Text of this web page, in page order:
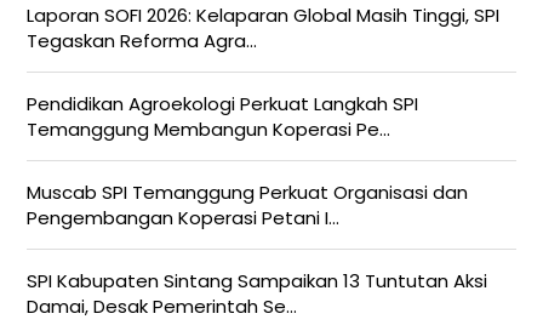
Laporan SOFI 2026: Kelaparan Global Masih Tinggi, SPI
Tegaskan Reforma Agra...
Pendidikan Agroekologi Perkuat Langkah SPI
Temanggung Membangun Koperasi Pe...
Muscab SPI Temanggung Perkuat Organisasi dan
Pengembangan Koperasi Petani I...
SPI Kabupaten Sintang Sampaikan 13 Tuntutan Aksi
Damai, Desak Pemerintah Se...